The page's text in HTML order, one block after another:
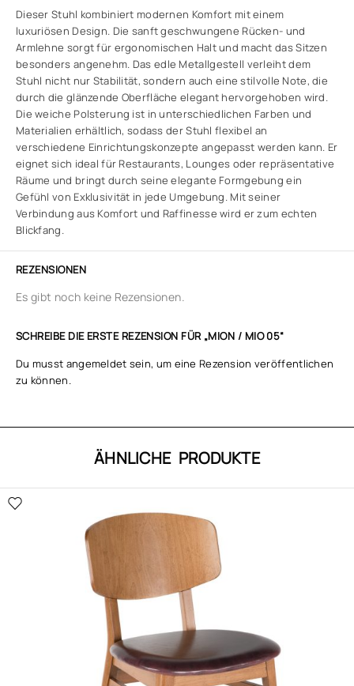
Dieser Stuhl kombiniert modernen Komfort mit einem
luxuriösen Design. Die sanft geschwungene Rücken- und
Armlehne sorgt für ergonomischen Halt und macht das Sitzen
besonders angenehm. Das edle Metallgestell verleiht dem
Stuhl nicht nur Stabilität, sondern auch eine stilvolle Note, die
durch die glänzende Oberfläche elegant hervorgehoben wird.
Die weiche Polsterung ist in unterschiedlichen Farben und
Materialien erhältlich, sodass der Stuhl flexibel an
verschiedene Einrichtungskonzepte angepasst werden kann. Er
eignet sich ideal für Restaurants, Lounges oder repräsentative
Räume und bringt durch seine elegante Formgebung ein
Gefühl von Exklusivität in jede Umgebung. Mit seiner
Verbindung aus Komfort und Raffinesse wird er zum echten
Blickfang.
REZENSIONEN
Es gibt noch keine Rezensionen.
SCHREIBE DIE ERSTE REZENSION FÜR „MION / MIO 05“
Du musst angemeldet sein, um eine Rezension veröffentlichen
zu können.
ÄHNLICHE PRODUKTE